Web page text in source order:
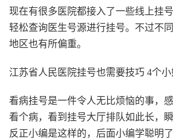
现在有很多医院都接入了一些线上挂
轻松查询医生号源进行挂号。不过不
地区也有所偏重。
江苏省人民医院挂号也需要技巧 4个
看病挂号是一件令人无比烦恼的事，
看个病，看到挂号大厅排队如此长，
反正小编是这样的，后面小编学聪明